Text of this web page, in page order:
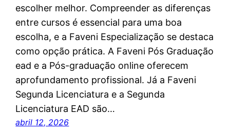
escolher melhor. Compreender as diferenças
entre cursos é essencial para uma boa
escolha, e a Faveni Especialização se destaca
como opção prática. A Faveni Pós Graduação
ead e a Pós-graduação online oferecem
aprofundamento profissional. Já a Faveni
Segunda Licenciatura e a Segunda
Licenciatura EAD são…
abril 12, 2026